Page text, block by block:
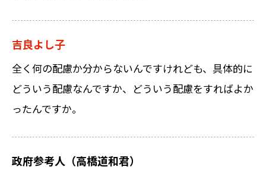
吉良よし子
全く何の配慮か分からないんですけれども、具体的に
どういう配慮なんですか、どういう配慮をすればよか
ったんですか。
政府参考人（高橋道和君）